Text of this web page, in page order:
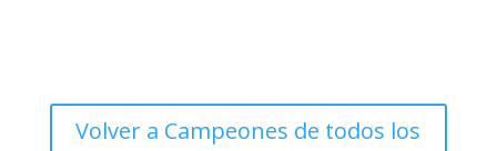
Volver a Campeones de todos los